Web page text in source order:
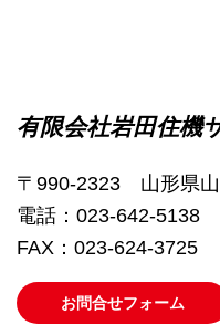
有限会社岩田住機
〒990-2323 山形県
電話：023-642-5138
FAX：023-624-3725
お問合せフォーム